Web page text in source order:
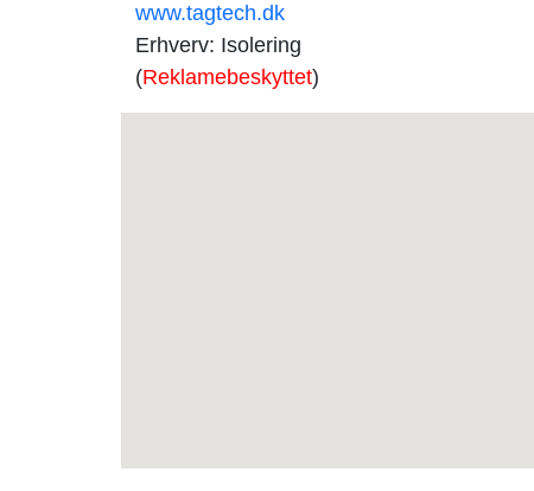
www.tagtech.dk
Erhverv: Isolering
(Reklamebeskyttet)